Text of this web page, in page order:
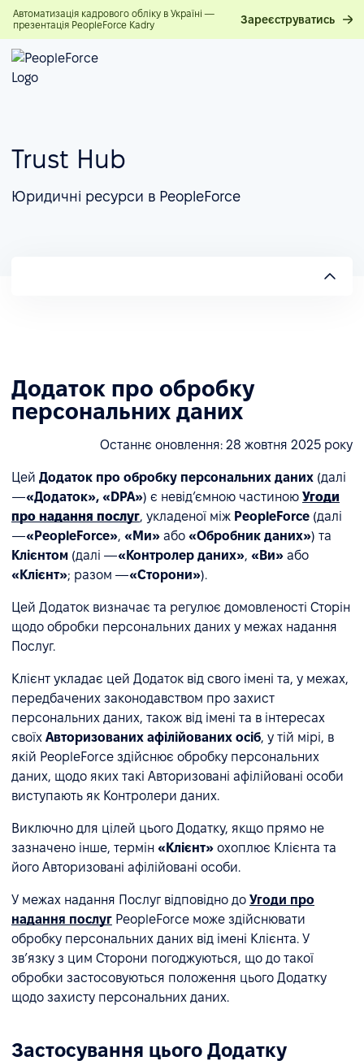
Автоматизація кадрового обліку в Україні —
презентація PeopleForce Kadry
Зареєструватись
Trust Hub
Юридичні ресурси в PeopleForce
Додаток про обробку
персональних даних
Останнє оновлення: 28 жовтня 2025 року
Цей Додаток про обробку персональних даних (далі
—«Додаток», «DPA») є невід’ємною частиною Угоди
про надання послуг, укладеної між PeopleForce (далі
—«PeopleForce», «Ми» або «Обробник даних») та
Клієнтом (далі —«Контролер даних», «Ви» або
«Клієнт»; разом —«Сторони»).
Цей Додаток визначає та регулює домовленості Сторін
щодо обробки персональних даних у межах надання
Послуг.
Клієнт укладає цей Додаток від свого імені та, у межах,
передбачених законодавством про захист
персональних даних, також від імені та в інтересах
своїх Авторизованих афілійованих осіб, у тій мірі, в
якій PeopleForce здійснює обробку персональних
даних, щодо яких такі Авторизовані афілійовані особи
виступають як Контролери даних.
Виключно для цілей цього Додатку, якщо прямо не
зазначено інше, термін «Клієнт» охоплює Клієнта та
його Авторизовані афілійовані особи.
У межах надання Послуг відповідно до Угоди про
надання послуг PeopleForce може здійснювати
обробку персональних даних від імені Клієнта. У
зв’язку з цим Сторони погоджуються, що до такої
обробки застосовуються положення цього Додатку
щодо захисту персональних даних.
Застосування цього Додатку